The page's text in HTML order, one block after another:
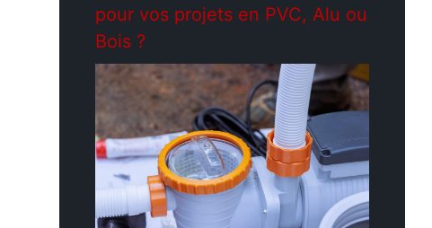
pour vos projets en PVC, Alu ou
Bois ?